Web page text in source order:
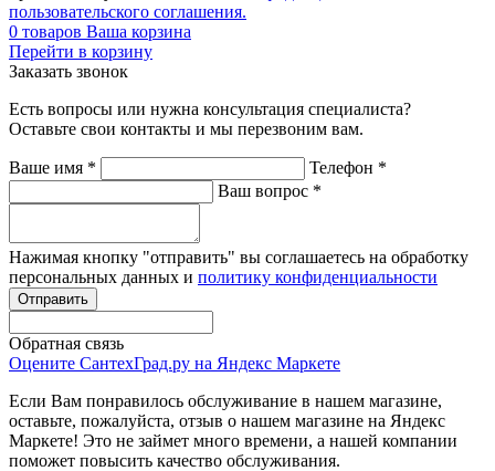
пользовательского соглашения.
0 товаров Ваша корзина
Перейти в корзину
Заказать звонок
Есть вопросы или нужна консультация специалиста?
Оставьте свои контакты и мы перезвоним вам.
Ваше имя * Телефон *
Ваш вопрос *
Нажимая кнопку "отправить" вы соглашаетесь на обработку
персональных данных и политику конфиденциальности
Обратная связь
Оцените СантехГрад.ру на Яндекс Маркете
Если Вам понравилось обслуживание в нашем магазине,
оставьте, пожалуйста, отзыв о нашем магазине на Яндекс
Маркете! Это не займет много времени, а нашей компании
поможет повысить качество обслуживания.